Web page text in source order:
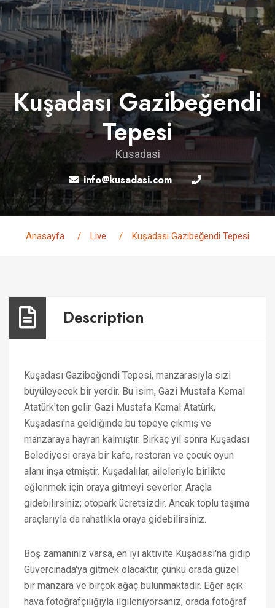
Kuşadası Gazibeğendi
Tepesi
Kusadasi
info@kusadasi.com
Anasayfa Live Kuşadası Gazibeğendi Tepesi
Description
Kuşadası Gazibeğendi Tepesi, manzarasıyla sizi
büyüleyecek bir yerdir. Bu isim, Gazi Mustafa Kemal
Atatürk'ten gelir. Gazi Mustafa Kemal Atatürk,
Kuşadası'na geldiğinde bu tepeye çıkmış ve
manzaraya hayran kalmıştır. Birkaç yıl sonra Kuşadası
Belediyesi oraya bir kafe, restoran ve çocuk oyun
alanı inşa etmiştir. Kuşadalılar, aileleriyle birlikte
eğlenmek için oraya gitmeyi severler. Araçla
gidebilirsiniz; otopark ücretsizdir. Ancak toplu taşıma
araçlarıyla da rahatlıkla oraya gidebilirsiniz.
Boş zamanınız varsa, en iyi aktivite Kuşadası'na gidip
Güvercinada'ya gitmek olacaktır, çünkü orada güzel
bir manzara ve birçok ağaç bulunmaktadır. Eğer açık
hava fotoğrafçılığıyla ilgileniyorsanız, orada fotoğraf